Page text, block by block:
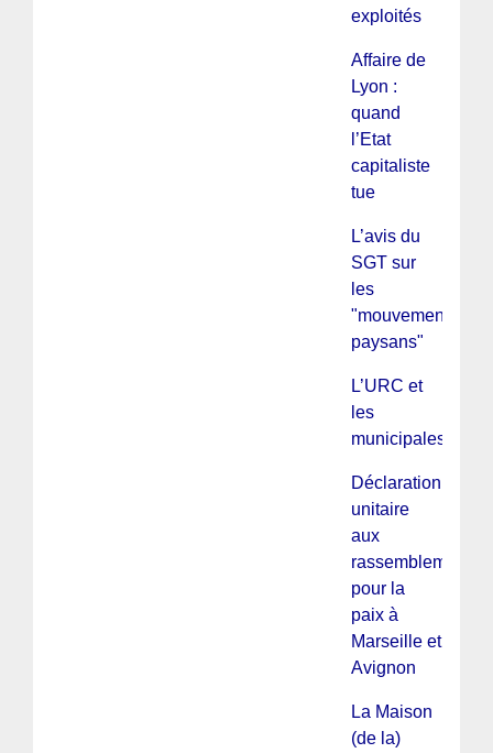
exploités
Affaire de
Lyon :
quand
l’Etat
capitaliste
tue
L’avis du
SGT sur
les
"mouvements
paysans"
L’URC et
les
municipales
Déclaration
unitaire
aux
rassemblements
pour la
paix à
Marseille et
Avignon
La Maison
(de la)